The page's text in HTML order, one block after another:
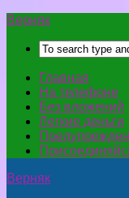
Верняк
Главная
На телефоне
Без вложений
Легкие деньги
Верняк